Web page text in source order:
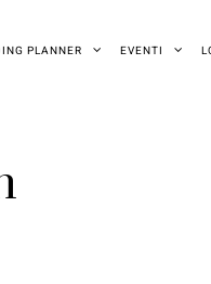
PLANNER EVENTI